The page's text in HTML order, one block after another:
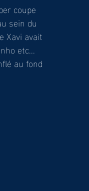
coupe
sein du
Xavi avait
etc...
au fond